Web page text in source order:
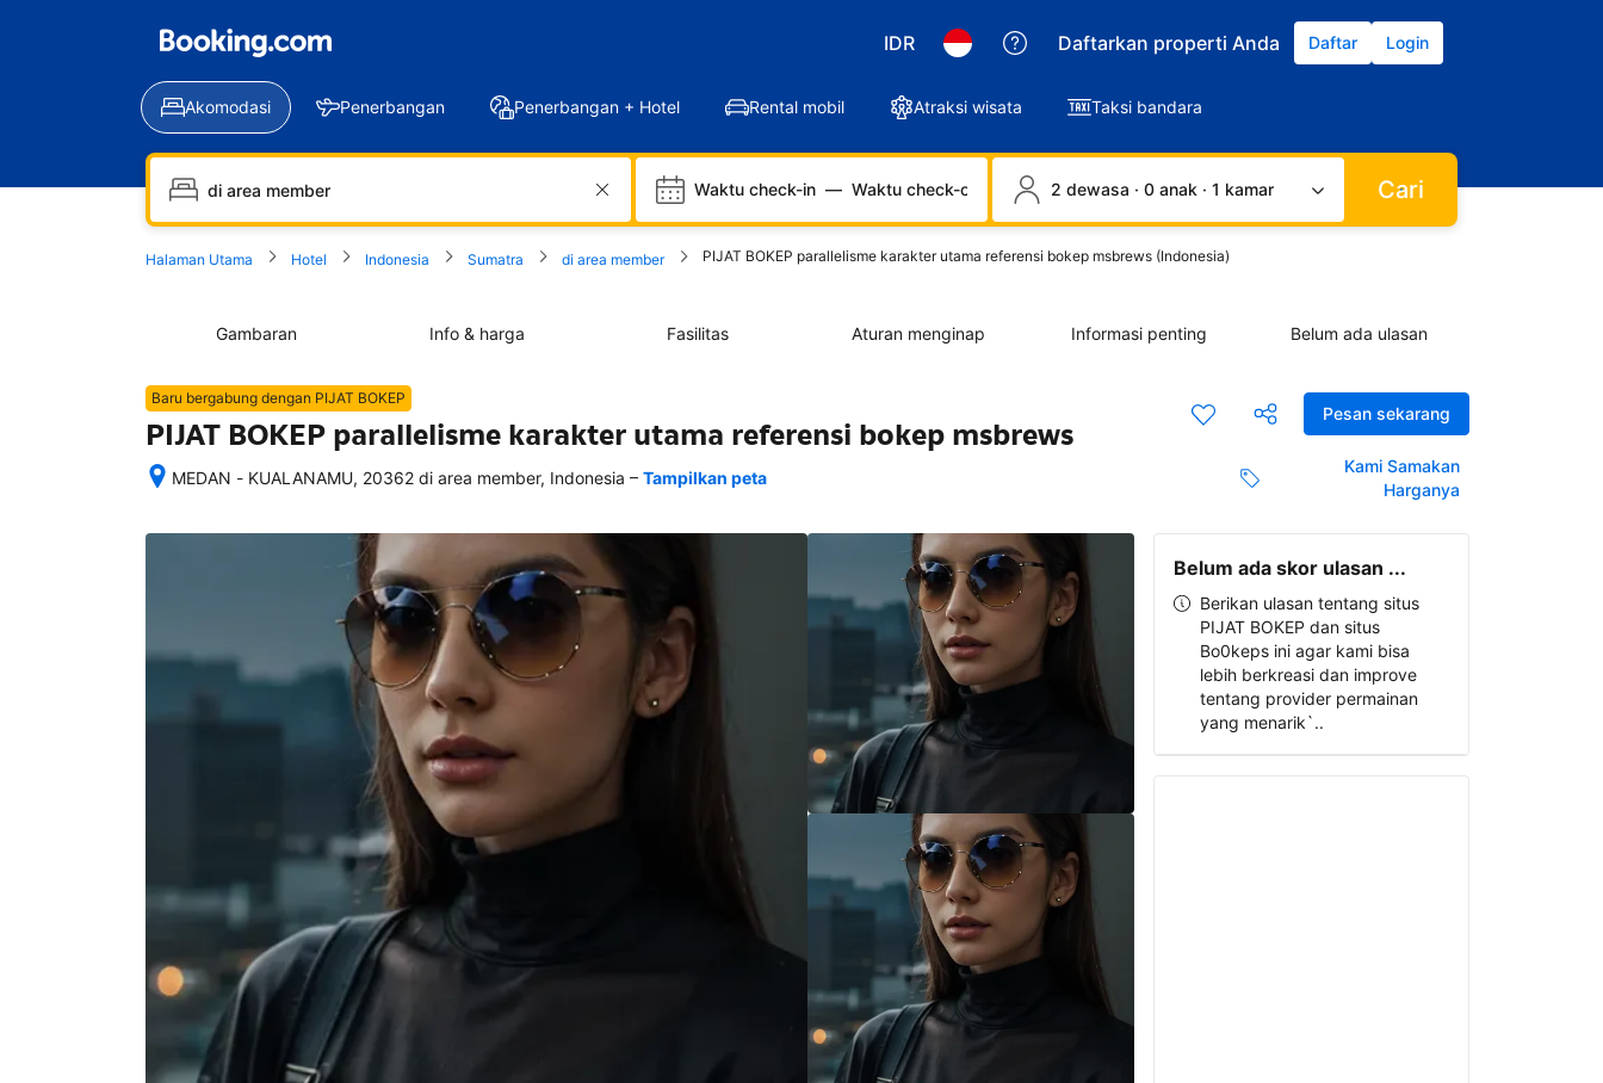
IDR Daftarkan properti Anda Daftar Login
Akomodasi Penerbangan Penerbangan + Hotel Rental mobil Atraksi wisata Taksi bandara
Waktu check-in — Waktu check-out 2 dewasa · 0 anak · 1 kamar Cari
Halaman Utama Hotel Indonesia Sumatra di area member PIJAT BOKEP parallelisme karakter utama referensi bokep msbrews (Indonesia)
Gambaran Info & harga Fasilitas Aturan menginap Informasi penting Belum ada ulasan
Pesan sekarang
Kami Samakan
Harganya
Baru bergabung dengan PIJAT BOKEP
PIJAT BOKEP parallelisme karakter utama referensi bokep msbrews
MEDAN - KUALANAMU, 20362 di area member, Indonesia
telepon
Anda.
– Tampilkan peta
Belum ada skor ulasan ...
Berikan ulasan tentang situs
PIJAT BOKEP dan situs
Bo0keps ini agar kami bisa
lebih berkreasi dan improve
tentang provider permainan
yang menarik`..